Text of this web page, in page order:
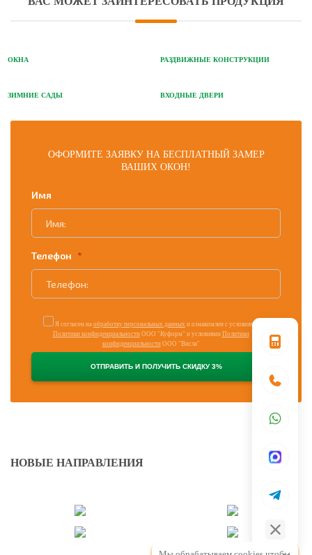
ОКНА РАЗДВИЖНЫЕ КОНСТРУКЦИИ
ЗИМНИЕ САДЫ ВХОДНЫЕ ДВЕРИ
ОФОРМИТЕ ЗАЯВКУ НА БЕСПЛАТНЫЙ ЗАМЕР
ВАШИХ ОКОН!
Имя
Телефон
Я согласен на обработку персональных данных и ознакомлен с условиями
Политики конфиденциальностиООО "Куформ" и условиями Политики
конфиденциальностиООО "Висла"
НОВЫЕ НАПРАВЛЕНИЯ